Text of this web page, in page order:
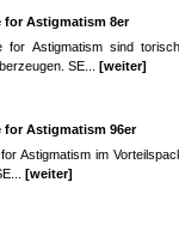
for Astigmatism 8er
for Astigmatism sind
SE... [weiter]
for Astigmatism 96er
Astigmatism im
[weiter]